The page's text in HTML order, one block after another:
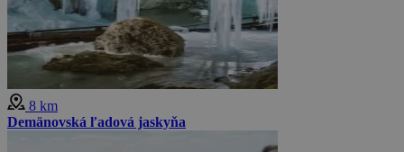
8 km
Demänovská ľadová jaskyňa